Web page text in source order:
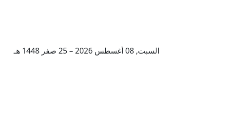
السبت, 08 أغسطس 2026 – 25 صفر 1448 هـ